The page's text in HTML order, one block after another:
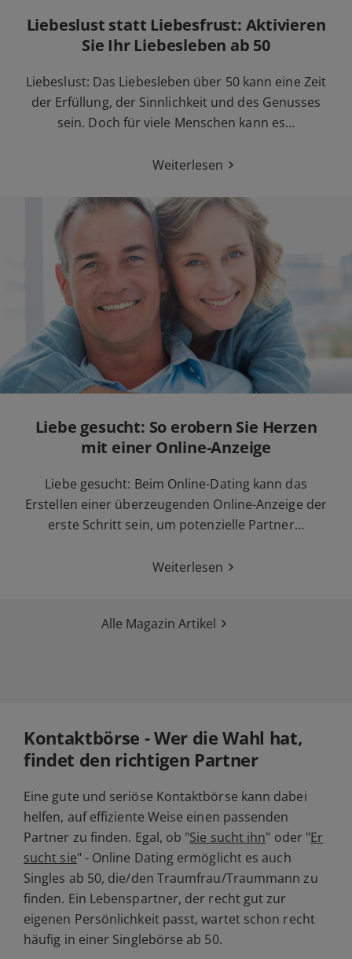
Liebeslust statt Liebesfrust: Aktivieren
Sie Ihr Liebesleben ab 50
Liebeslust: Das Liebesleben über 50 kann eine Zeit
der Erfüllung, der Sinnlichkeit und des Genusses
sein. Doch für viele Menschen kann es…
Weiterlesen
Liebe gesucht: So erobern Sie Herzen
mit einer Online-Anzeige
Liebe gesucht: Beim Online-Dating kann das
Erstellen einer überzeugenden Online-Anzeige der
erste Schritt sein, um potenzielle Partner…
Weiterlesen
Alle Magazin Artikel
Kontaktbörse - Wer die Wahl hat,
findet den richtigen Partner
Eine gute und seriöse Kontaktbörse kann dabei
helfen, auf effiziente Weise einen passenden
Partner zu finden. Egal, ob "Sie sucht ihn" oder "Er
sucht sie" - Online Dating ermöglicht es auch
Singles ab 50, die/den Traumfrau/Traummann zu
finden. Ein Lebenspartner, der recht gut zur
eigenen Persönlichkeit passt, wartet schon recht
häufig in einer Singlebörse ab 50.